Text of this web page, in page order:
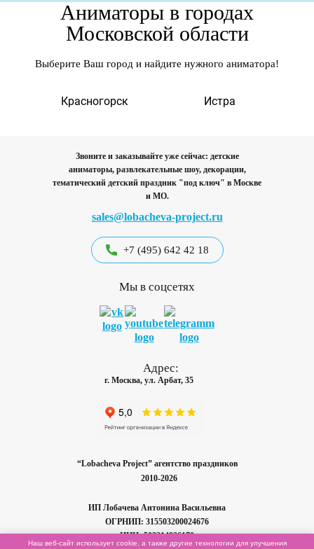
Аниматоры в городах
Московской области
Выберите Ваш город и найдите нужного аниматора!
Красногорск Истра
Звоните и заказывайте уже сейчас: детские
аниматоры, развлекательные шоу, декорации,
тематический детский праздник "под ключ" в Москве
и МО.
sales@lobacheva-project.ru
+7 (495) 642 42 18
Мы в соцсетях
Адрес:
г. Москва, ул. Арбат, 35
“Lobacheva Project” агентство праздников
2010-2026
ИП Лобачева Антонина Васильевна
ОГРНИП: 315503200024676
ИНН: 503214936170
Наш веб-сайт использует cookie, а также другие технологии для улучшения